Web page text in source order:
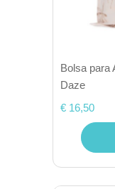
Bolsa para
Daze
€ 16,50